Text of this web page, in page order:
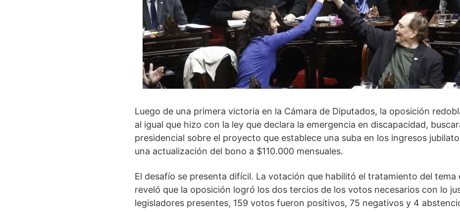
Luego de una primera victoria en la Cámara de Diputados, la oposición
al igual que hizo con la ley que declara la emergencia en discapacidad,
presidencial sobre el proyecto que establece una suba en los ingresos
una actualización del bono a $110.000 mensuales.
El desafío se presenta difícil. La votación que habilitó el tratamiento del tema
reveló que la oposición logró los dos tercios de los votos necesarios con lo
legisladores presentes, 159 votos fueron positivos, 75 negativos y 4